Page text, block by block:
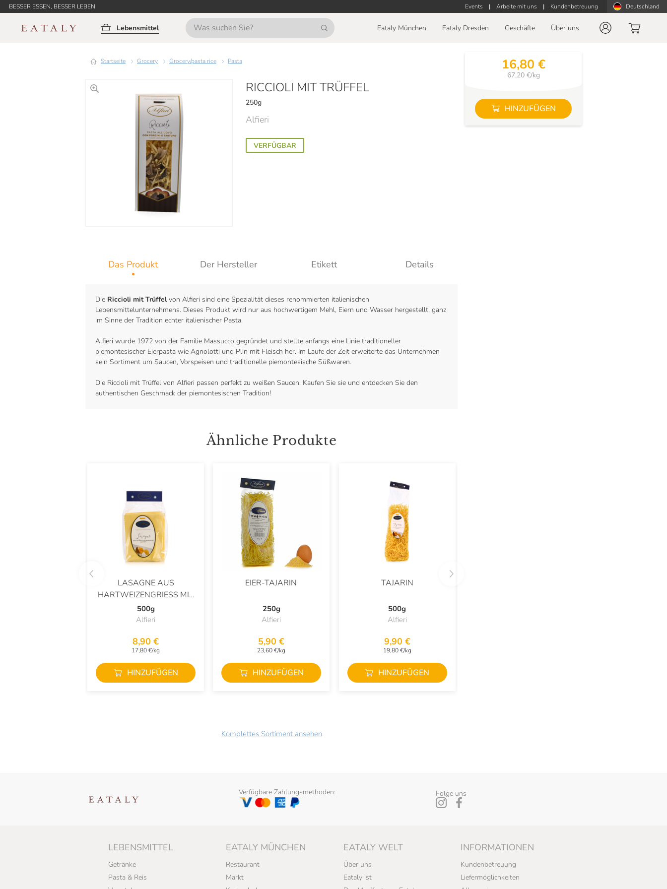
BESSER ESSEN, BESSER LEBEN Events | Arbeite mit uns | Kundenbetreuung Deutschland
Lebensmittel Eataly München Eataly Dresden Geschäfte Über uns
Startseite grocery grocery/pasta rice Pasta
RICCIOLI MIT TRÜFFEL
250g
Alfieri
VERFÜGBAR
Das Produkt Der Hersteller Etikett Details
Die Riccioli mit Trüffelvon Alfieri sind eine Spezialität dieses renommierten italienischen
Lebensmittelunternehmens. Dieses Produkt wird nur aus hochwertigem Mehl, Eiern und Wasser hergestellt, ganz
im Sinne der Tradition echter italienischer Pasta.
Alfieri wurde 1972 von der Familie Massucco gegründet und stellte anfangs eine Linie traditioneller
piemontesischer Eierpasta wie Agnolotti und Plin mit Fleisch her. Im Laufe der Zeit erweiterte das Unternehmen
sein Sortiment um Saucen, Vorspeisen und traditionelle piemontesische Süßwaren.
Die Riccioli mit Trüffel von Alfieri passen perfekt zu weißen Saucen. Kaufen Sie sie und entdecken Sie den
authentischen Geschmack der piemontesischen Tradition!
Ähnliche Produkte
LASAGNE AUS
HARTWEIZENGRIESS MIT E
I
500g
Alfieri
8,90 €
17,80 €/kg
HINZUFÜGEN
EIER-TAJARIN
250g
Alfieri
5,90 €
23,60 €/kg
HINZUFÜGEN
TAJARIN
500g
Alfieri
9,90 €
19,80 €/kg
HINZUFÜGEN
Komplettes Sortiment ansehen
16,80 €
67,20 €/kg
HINZUFÜGEN
Verfügbare Zahlungsmethoden: Folge uns
LEBENSMITTEL
Getränke
Pasta & Reis
EATALY MÜNCHEN
Restaurant
Markt
EATALY WELT
Über uns
Eataly ist
INFORMATIONEN
Kundenbetreuung
Liefermöglichkeiten